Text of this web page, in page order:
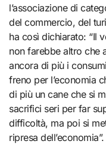
l’associazione di
del commercio, del
ha così dichiarato: “Il
non farebbe altro che
ancora di più i
freno per l’economia
di più un cane che si
sacrifici seri per far
difficoltà, ma poi si
ripresa dell’economia”.